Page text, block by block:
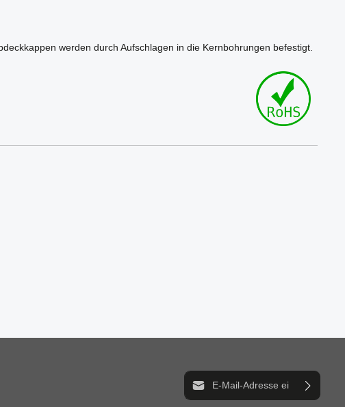
werden durch Aufschlagen in die Kernbohrungen befestigt.
E-Mail-Adresse*